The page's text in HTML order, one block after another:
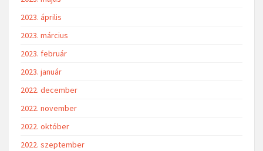
2023. április
2023. március
2023. február
2023. január
2022. december
2022. november
2022. október
2022. szeptember